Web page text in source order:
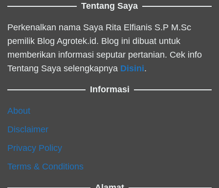
Tentang Saya
Perkenalkan nama Saya Rita Elfianis S.P M.Sc
pemilik Blog Agrotek.id. Blog ini dibuat untuk
memberikan informasi seputar pertanian. Cek info
Tentang Saya selengkapnya Disini.
Informasi
About
Disclaimer
Privacy Policy
Terms & Conditions